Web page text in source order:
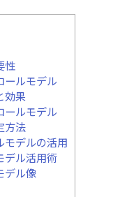
性
ールモデル
効果
ールモデル
方法
モデルの活用
デル活用術
デル像